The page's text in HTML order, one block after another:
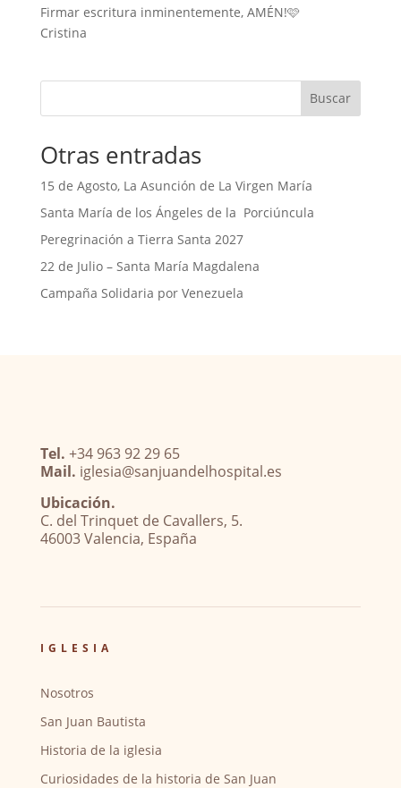
Firmar escritura inminentemente, AMÉN!🩷
Cristina
Buscar
Otras entradas
15 de Agosto, La Asunción de La Virgen María
Santa María de los Ángeles de la Porciúncula
Peregrinación a Tierra Santa 2027
22 de Julio – Santa María Magdalena
Campaña Solidaria por Venezuela
Tel. +34 963 92 29 65
Mail. iglesia@sanjuandelhospital.es
Ubicación.
C. del Trinquet de Cavallers, 5.
46003 Valencia, España
IGLESIA
Nosotros
San Juan Bautista
Historia de la iglesia
Curiosidades de la historia de San Juan